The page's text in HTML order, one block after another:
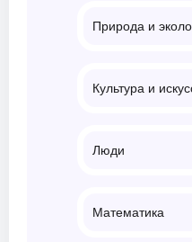
Природа и
Культура и
Люди
Математика